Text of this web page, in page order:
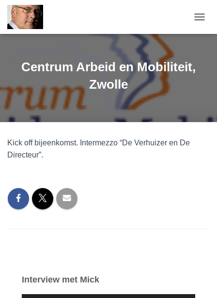
Centrum Arbeid en Mobiliteit,
Zwolle
Kick off bijeenkomst. Intermezzo “De Verhuizer en De
Directeur”.
Interview met Mick